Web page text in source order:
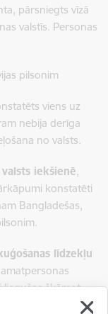
pārsniegts vīzā
valstīs. Personas
pilsonim
viens uz
nebija derīga
no valsts.
iekšienē,
konstatēti
Bangladešas,
līdzekļu
liegušas šķērsot